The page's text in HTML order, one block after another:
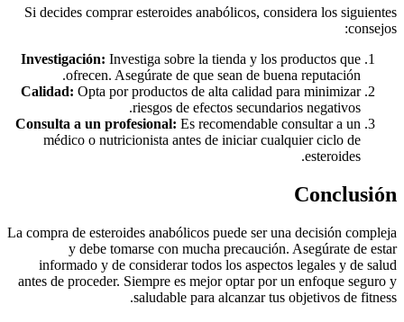
Si decides comprar esteroides anabólicos, considera los siguientes
consejos:
Investigación: Investiga sobre la tienda y los productos que
ofrecen. Asegúrate de que sean de buena reputación.
Calidad: Opta por productos de alta calidad para minimizar
riesgos de efectos secundarios negativos.
Consulta a un profesional: Es recomendable consultar a un
médico o nutricionista antes de iniciar cualquier ciclo de
esteroides.
Conclusión
La compra de esteroides anabólicos puede ser una decisión compleja
y debe tomarse con mucha precaución. Asegúrate de estar
informado y de considerar todos los aspectos legales y de salud
antes de proceder. Siempre es mejor optar por un enfoque seguro y
saludable para alcanzar tus objetivos de fitness.